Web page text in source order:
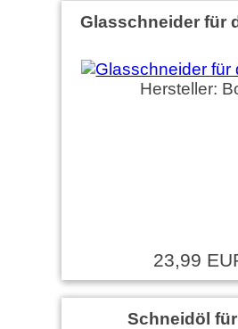
Glasschneider für
Hersteller:
23,99
Schneidöl